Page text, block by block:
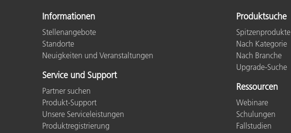
Informationen
Stellenangebote
Standorte
Neuigkeiten und Veranstaltungen
Service und Support
Partner suchen
Produkt-Support
Unsere Serviceleistungen
Produktregistrierung
Produktsuche
Spitzenprodukte
Nach Kategorie
Nach Branche
Upgrade-Suche
Ressourcen
Webinare
Schulungen
Fallstudien